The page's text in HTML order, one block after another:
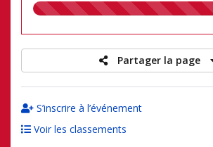
100.00%
Partager la page
S’inscrire à l’événement
Voir les classements